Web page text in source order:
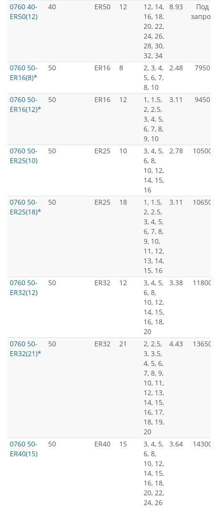
0760 40-
ER50(12)
40 ER50 12
12, 14,
16, 18.
20, 22,
24, 26,
28, 30,
32, 34
8.93
Под
запрос
0760 50-
ER16(8)*
50 ER16 8
2, 3, 4,
5, 6, 7,
8, 10
2.48 7950
0760 50-
ER16(12)*
50 ER16 12
1, 1.5,
2, 2.5,
3, 4, 5,
6, 7, 8,
9, 10
3.11 9450
0760 50-
ER25(10)
50 ER25 10
3, 4, 5,
6, 8,
10, 12,
14, 15,
16
2.78 10500
0760 50-
ER25(18)*
50 ER25 18
1, 1.5,
2, 2.5,
3, 4, 5,
6, 7, 8,
9, 10,
11, 12,
13, 14,
15, 16
3.11 10650
0760 50-
ER32(12)
50 ER32 12
3, 4, 5,
6, 8,
10, 12,
14, 15,
16, 18,
20
3.38 11800
0760 50-
ER32(21)*
50 ER32 21
2, 2.5,
3, 3.5,
4, 5, 6,
7, 8, 9,
10, 11,
12, 13,
14, 15,
16, 17,
18, 19,
20
4.43 13650
0760 50-
ER40(15)
50 ER40 15
3, 4, 5,
6, 8,
10, 12,
14, 15,
16, 18,
20, 22,
24, 26
3.64 14300